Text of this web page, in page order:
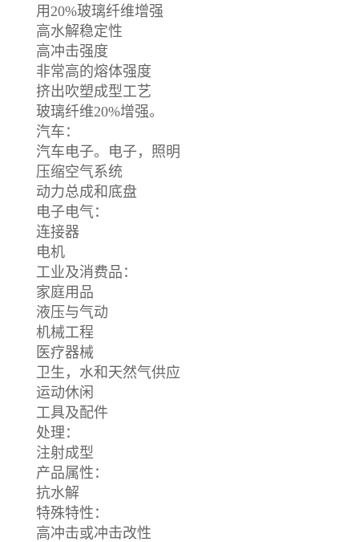
用20%玻璃纤维增强
高水解稳定性
高冲击强度
非常高的熔体强度
挤出吹塑成型工艺
玻璃纤维20%增强。
汽车：
汽车电子。电子，照明
压缩空气系统
动力总成和底盘
电子电气：
连接器
电机
工业及消费品：
家庭用品
液压与气动
机械工程
医疗器械
卫生，水和天然气供应
运动休闲
工具及配件
处理：
注射成型
产品属性：
抗水解
特殊特性：
高冲击或冲击改性